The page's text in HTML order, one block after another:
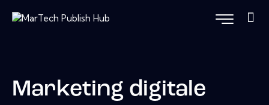
Marketing digitale